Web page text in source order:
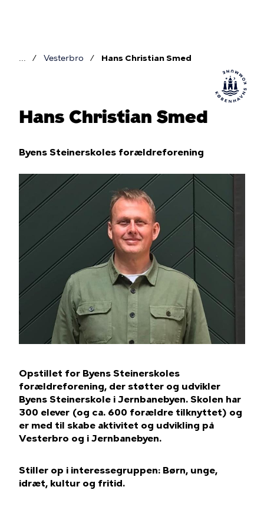
Vesterbro Hans Christian Smed
Hans Christian Smed
Byens Steinerskoles forældreforening
Opstillet for Byens Steinerskoles
forældreforening, der støtter og udvikler
Byens Steinerskole i Jernbanebyen. Skolen har
300 elever (og ca. 600 forældre tilknyttet) og
er med til skabe aktivitet og udvikling på
Vesterbro og i Jernbanebyen.
Stiller op i interessegruppen: Børn, unge,
idræt, kultur og fritid.